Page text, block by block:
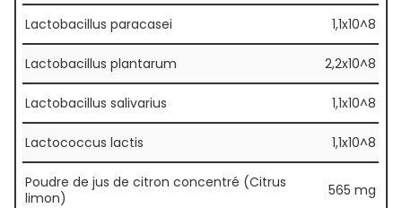
Lactobacillus paracasei 1,1x10^8
Lactobacillus plantarum 2,2x10^8
Lactobacillus salivarius 1,1x10^8
Lactococcus lactis 1,1x10^8
Poudre de jus de citron concentré (Citrus
limon)
565 mg